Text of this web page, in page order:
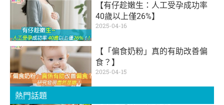
【有仔趁嫩生：人工受孕成功率
40歲以上僅26%】
2025-04-16
【「偏食奶粉」真的有助改善偏
食？】
2025-04-15
熱門話題